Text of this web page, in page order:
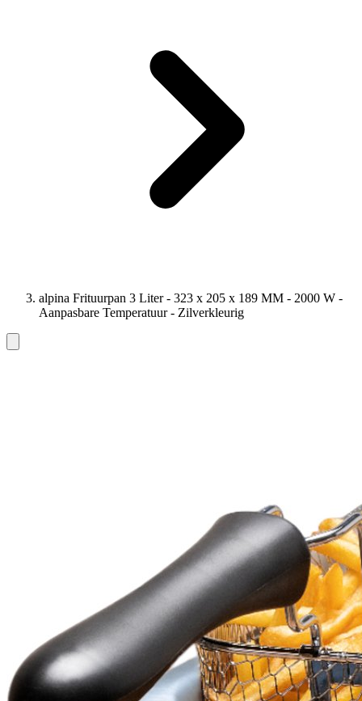
alpina Frituurpan 3 Liter - 323 x 205 x 189 MM - 2000 W -
Aanpasbare Temperatuur - Zilverkleurig